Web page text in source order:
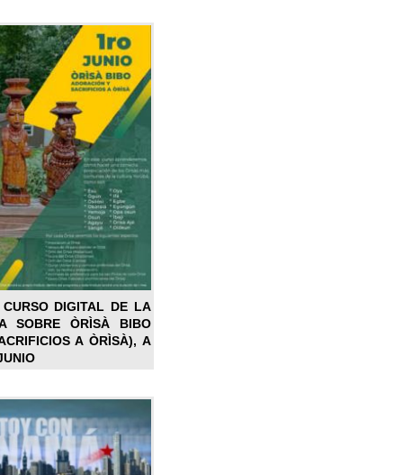
DIGITAL DE LA
SOBRE ÒRÌSÀ BIBO
A ÒRÌSÀ), A